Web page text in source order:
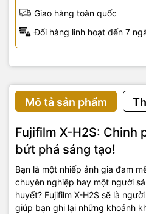
Giao hàng toàn quốc
Đổi hàng linh hoạt đến 7
Mô tả sản phẩm
Fujifilm X-H2S: Chinh
bứt phá sáng tạo!
Bạn là một nhiếp ảnh gia đam
chuyên nghiệp hay một người
huyết? Fujifilm X-H2S sẽ là
giúp bạn ghi lại những khoảnh